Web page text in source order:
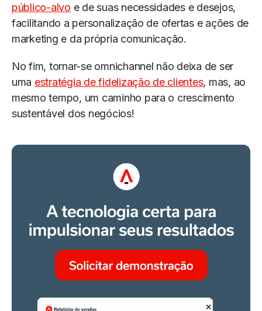
público-alvo e de suas necessidades e desejos,
facilitando a personalização de ofertas e ações de
marketing e da própria comunicação.
No fim, tornar-se omnichannel não deixa de ser
uma estratégia de fidelização de clientes, mas, ao
mesmo tempo, um caminho para o crescimento
sustentável dos negócios!